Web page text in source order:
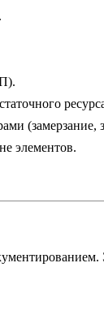
(замерзание,
элементов.